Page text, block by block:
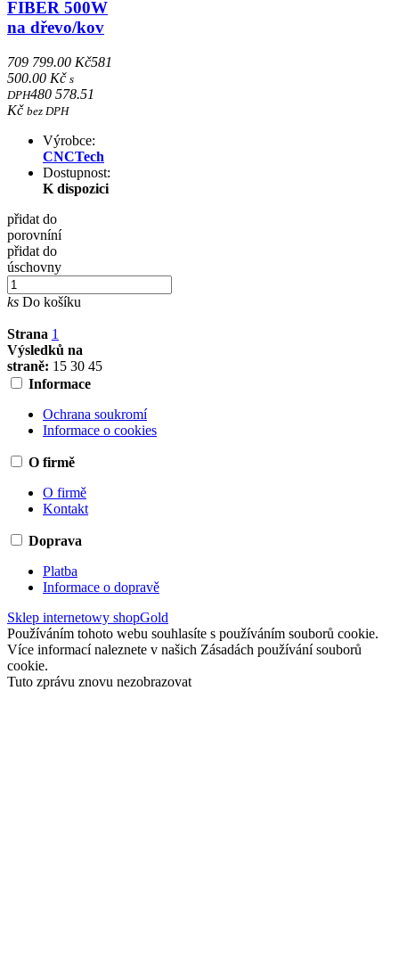
FIBER 500W
na dřevo/kov
709 799.00 Kč581
500.00 Kč s
DPH480 578.51
Kč bez DPH
Výrobce:
CNCTech
Dostupnost:
K dispozici
přidat do
porovníní
přidat do
úschovny
ks Do košíku
Strana 1
Výsledků na
straně: 15 30 45
Informace
Ochrana soukromí
Informace o cookies
O firmě
O firmě
Kontakt
Doprava
Platba
Informace o dopravě
Sklep internetowy shopGold
Používáním tohoto webu souhlasíte s používáním souborů cookie.
Více informací naleznete v našich Zásadách používání souborů
cookie.
Tuto zprávu znovu nezobrazovat